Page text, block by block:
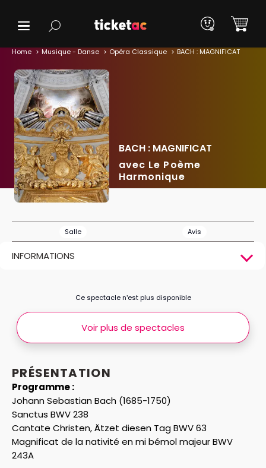
Home Musique - Danse Opéra Classique BACH : MAGNIFICAT
BACH : MAGNIFICAT
avec Le Poème
Harmonique
Salle Avis
INFORMATIONS
PRÉSENTATION
Programme :
Johann Sebastian Bach (1685-1750)
Sanctus BWV 238
Cantate Christen, Ätzet diesen Tag BWV 63
Magnificat de la nativité en mi bémol majeur BWV
243A
Ce spectacle n’est plus disponible
Voir plus de spectacles